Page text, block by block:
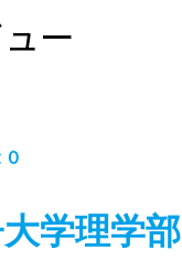
ー
学理学部